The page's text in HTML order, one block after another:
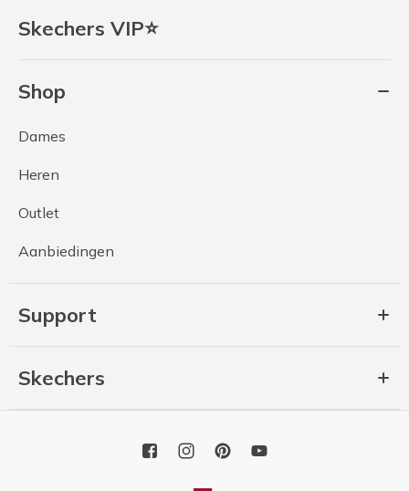
Skechers VIP⭐
Shop
Dames
Heren
Outlet
Aanbiedingen
Support
Skechers